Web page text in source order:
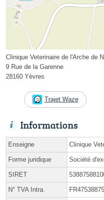
Clinique Veterinaire de l'Arche de
9 Rue de la Garenne
28160 Yèvres
Trajet Waze
Informations
Enseigne Clinique
Forme juridique Société
SIRET
N° TVA Intra.